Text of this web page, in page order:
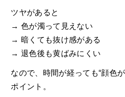
ツヤがあると
→ 色が濁って見えない
→ 暗くても抜け感がある
→ 退色後も黄ばみにくい
なので、時間が経っても“顔色
ポイント。